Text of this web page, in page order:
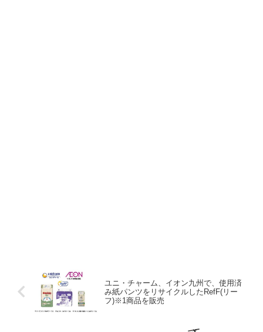
ユニ・チャーム、イオン九州で、使用済
み紙パンツをリサイクルしたRefF(リー
フ)※1商品を販売